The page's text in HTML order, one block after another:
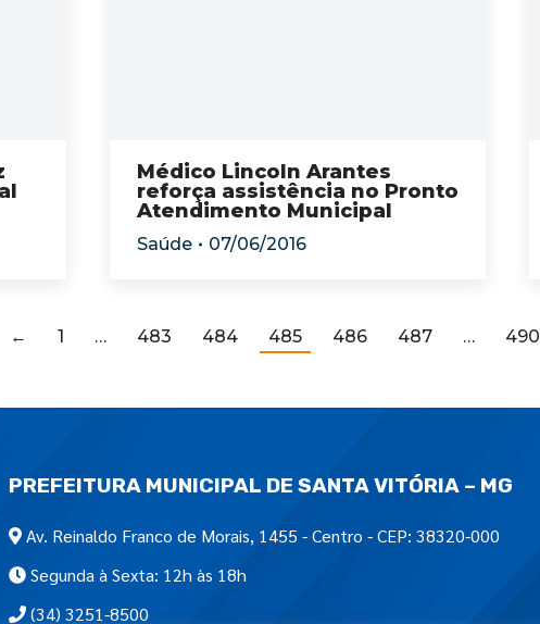
Médico Lincoln Arantes
reforça assistência no Pronto
Atendimento Municipal
Saúde 07/06/2016
← 1 … 483 484 485 486 487 … 490
PREFEITURA MUNICIPAL DE SANTA VITÓRIA – MG
Av. Reinaldo Franco de Morais, 1455 - Centro - CEP: 38320-000
Segunda à Sexta: 12h às 18h
(34) 3251-8500